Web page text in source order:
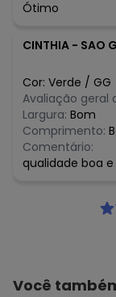
Ótimo
CINTHIA - SAO
Cor: Verde / GG
Avaliação geral
Largura: Bom
Comprimento:
Comentário:
qualidade boa
Você